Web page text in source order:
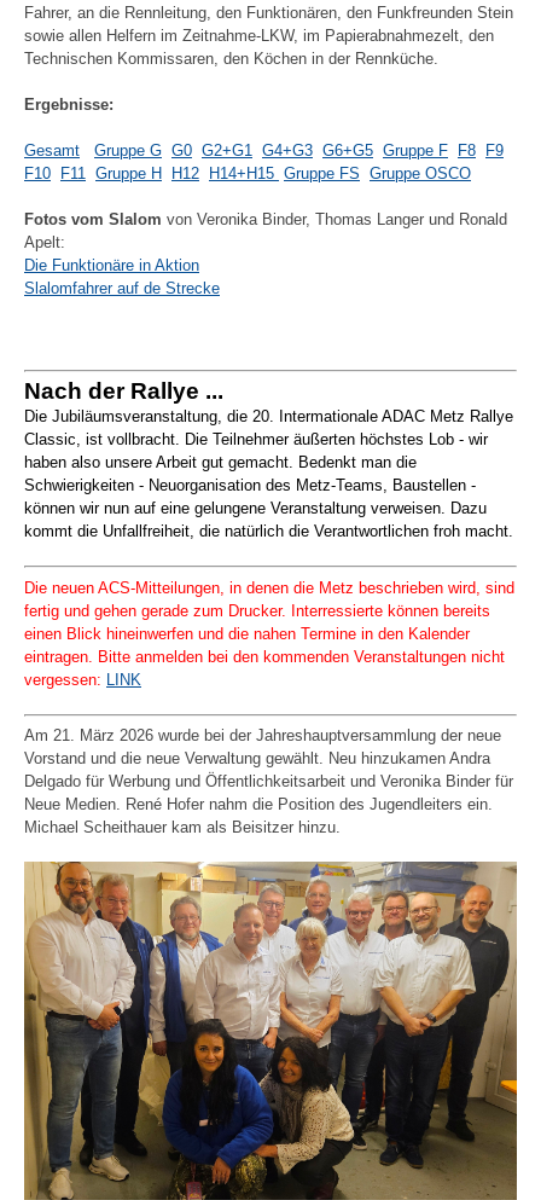
Fahrer, an die Rennleitung, den Funktionären, den Funkfreunden Stein
sowie allen Helfern im Zeitnahme-LKW, im Papierabnahmezelt, den
Technischen Kommissaren, den Köchen in der Rennküche.
Ergebnisse:
Gesamt Gruppe G G0 G2+G1 G4+G3 G6+G5 Gruppe F F8
F9
F10
F11 Gruppe H H12 H14+H15 Gruppe FS Gruppe OSCO
Fotos vom Slalom von Veronika Binder, Thomas Langer und Ronald
Apelt:
Die Funktionäre in Aktion
Slalomfahrer auf de Strecke
Nach der Rallye ...
Die Jubiläumsveranstaltung, die 20. Intermationale ADAC Metz Rallye
Classic, ist vollbracht. Die Teilnehmer äußerten höchstes Lob - wir
haben also unsere Arbeit gut gemacht. Bedenkt man die
Schwierigkeiten - Neuorganisation des Metz-Teams, Baustellen -
können wir nun auf eine gelungene Veranstaltung verweisen. Dazu
kommt die Unfallfreiheit, die natürlich die Verantwortlichen froh macht.
Die neuen ACS-Mitteilungen, in denen die Metz beschrieben wird, sind
fertig und gehen gerade zum Drucker. Interressierte können bereits
einen Blick hineinwerfen und die nahen Termine in den Kalender
eintragen. Bitte anmelden bei den kommenden Veranstaltungen nicht
vergessen: LINK
Am 21. März 2026 wurde bei der Jahreshauptversammlung der neue
Vorstand und die neue Verwaltung gewählt. Neu hinzukamen Andra
Delgado für Werbung und Öffentlichkeitsarbeit und Veronika Binder für
Neue Medien. René Hofer nahm die Position des Jugendleiters ein.
Michael Scheithauer kam als Beisitzer hinzu.